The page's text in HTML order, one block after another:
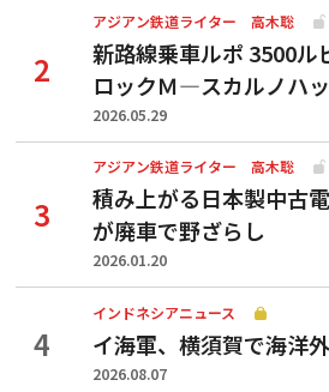
アジアン鉄道ライター 高木聡
新路線乗車ルポ 3500ル
ロックＭ―スカルノハ
2026.05.29
アジアン鉄道ライター 高木聡
積み上がる日本製中古
が廃車で野ざらし
2026.01.20
インドネシアニュース
イ海軍、横須賀で海洋
2026.08.07